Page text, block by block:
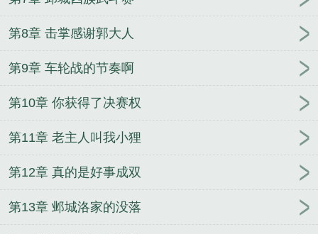
第8章 击掌感谢郭大人
第9章 车轮战的节奏啊
第10章 你获得了决赛权
第11章 老主人叫我小狸
第12章 真的是好事成双
第13章 邺城洛家的没落